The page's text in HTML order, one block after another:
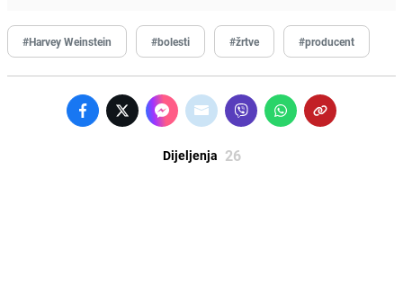
#Harvey Weinstein #bolesti #žrtve #producent
Dijeljenja 26